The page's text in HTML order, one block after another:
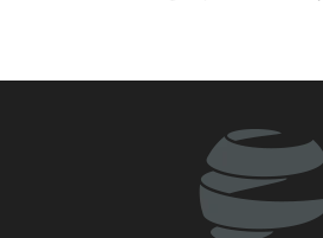
Brigjen Ebnolreza: Teknologi Iran Lebih
Impor Mana Pun di Kawasan